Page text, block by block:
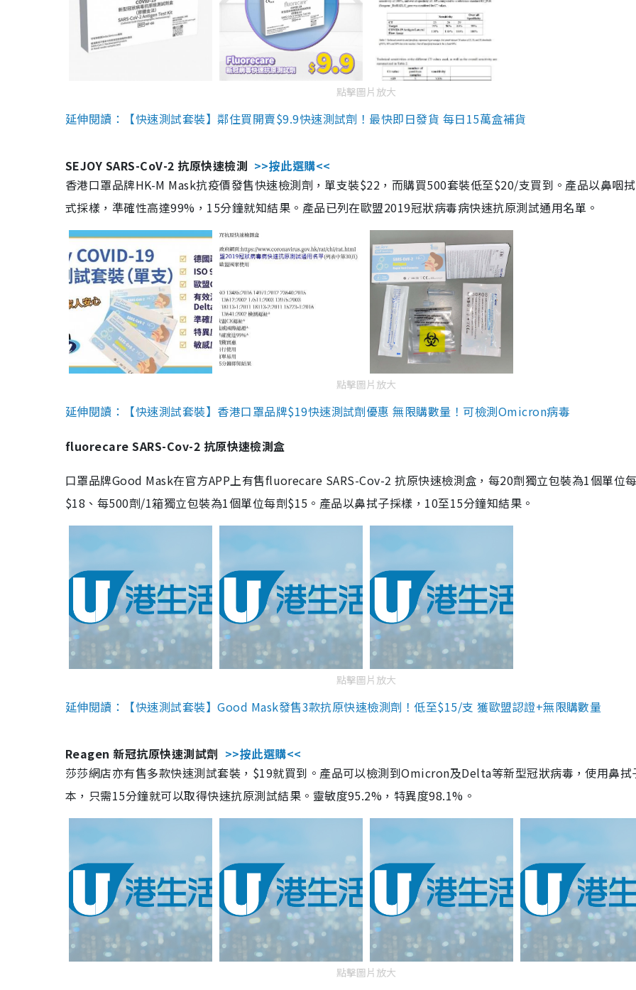
點擊圖片放大
延伸閱讀：【快速測試套裝】鄰住買開賣$9.9快速測試劑！最快即日發貨 每日15萬盒補貨
SEJOY SARS-CoV-2 抗原快速檢測 >>按此選購<<
香港口罩品牌HK-M Mask抗疫價發售快速檢測劑，單支裝$22，而購買500套裝低至$20/支買到。產品以鼻咽
式採樣，準確性高達99%，15分鐘就知結果。產品已列在歐盟2019冠狀病毒病快速抗原測試通用名單。
點擊圖片放大
延伸閱讀：【快速測試套裝】香港口罩品牌$19快速測試劑優惠 無限購數量！可檢測Omicron病毒
fluorecare SARS-Cov-2 抗原快速檢測盒
口罩品牌Good Mask在官方APP上有售fluorecare SARS-Cov-2 抗原快速檢測盒，每20劑獨立包裝為1個單位
$18、每500劑/1箱獨立包裝為1個單位每劑$15。產品以鼻拭子採樣，10至15分鐘知結果。
點擊圖片放大
延伸閱讀：【快速測試套裝】Good Mask發售3款抗原快速檢測劑！低至$15/支 獲歐盟認證+無限購數量
Reagen 新冠抗原快速測試劑 >>按此選購<<
莎莎網店亦有售多款快速測試套裝，$19就買到。產品可以檢測到Omicron及Delta等新型冠狀病毒，使用鼻拭
本，只需15分鐘就可以取得快速抗原測試結果。靈敏度95.2%，特異度98.1%。
點擊圖片放大